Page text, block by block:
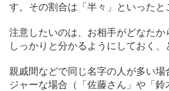
す。その割合は「半々」といったと
注意したいのは、お相手がどなたか
しっかりと分かるようにしておく、
親戚間などで同じ名字の人が多い場
ジャーな場合（「佐藤さん」や「